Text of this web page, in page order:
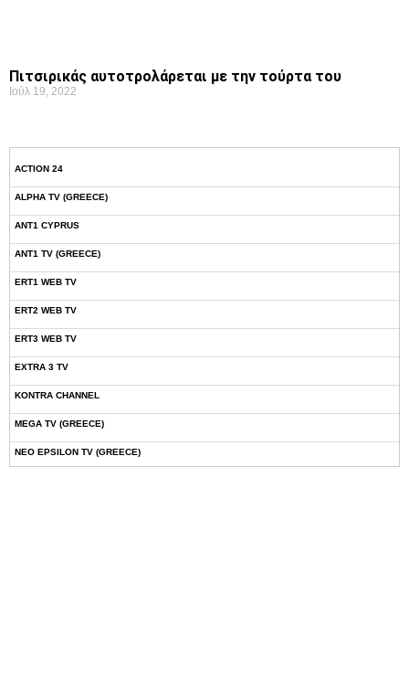
Πιτσιρικάς αυτοτρολάρεται με την τούρτα του
Ιούλ 19, 2022
ACTION 24
ALPHA TV (GREECE)
ANT1 CYPRUS
ANT1 TV (GREECE)
ERT1 WEB TV
ERT2 WEB TV
ERT3 WEB TV
EXTRA 3 TV
KONTRA CHANNEL
MEGA TV (GREECE)
NEO EPSILON TV (GREECE)